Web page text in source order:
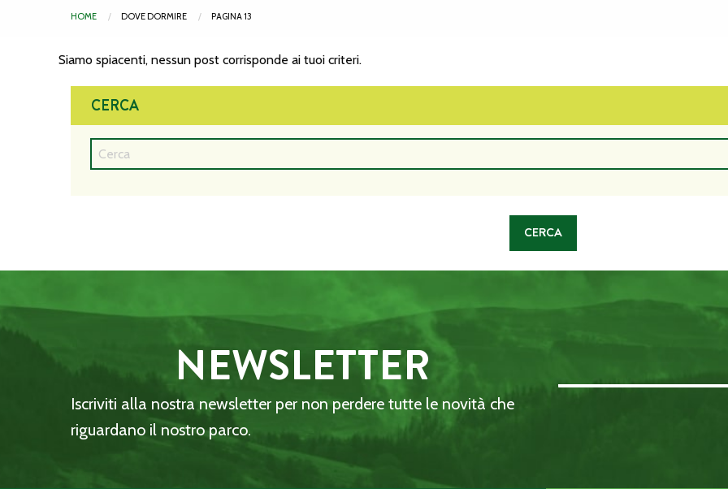
HOME DOVE DORMIRE PAGINA 13
Siamo spiacenti, nessun post corrisponde ai tuoi criteri.
CERCA
NEWSLETTER
Iscriviti alla nostra newsletter per non perdere tutte le novità che
riguardano il nostro parco.
Email Address::: (required)